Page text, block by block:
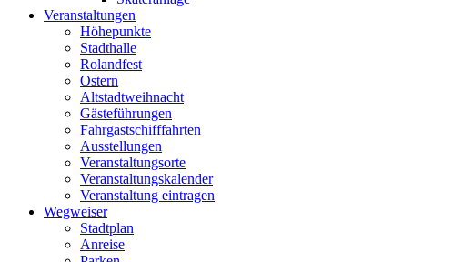
Veranstaltungen
Höhepunkte
Stadthalle
Rolandfest
Ostern
Altstadtweihnacht
Gästeführungen
Fahrgastschifffahrten
Ausstellungen
Veranstaltungsorte
Veranstaltungskalender
Veranstaltung eintragen
Wegweiser
Stadtplan
Anreise